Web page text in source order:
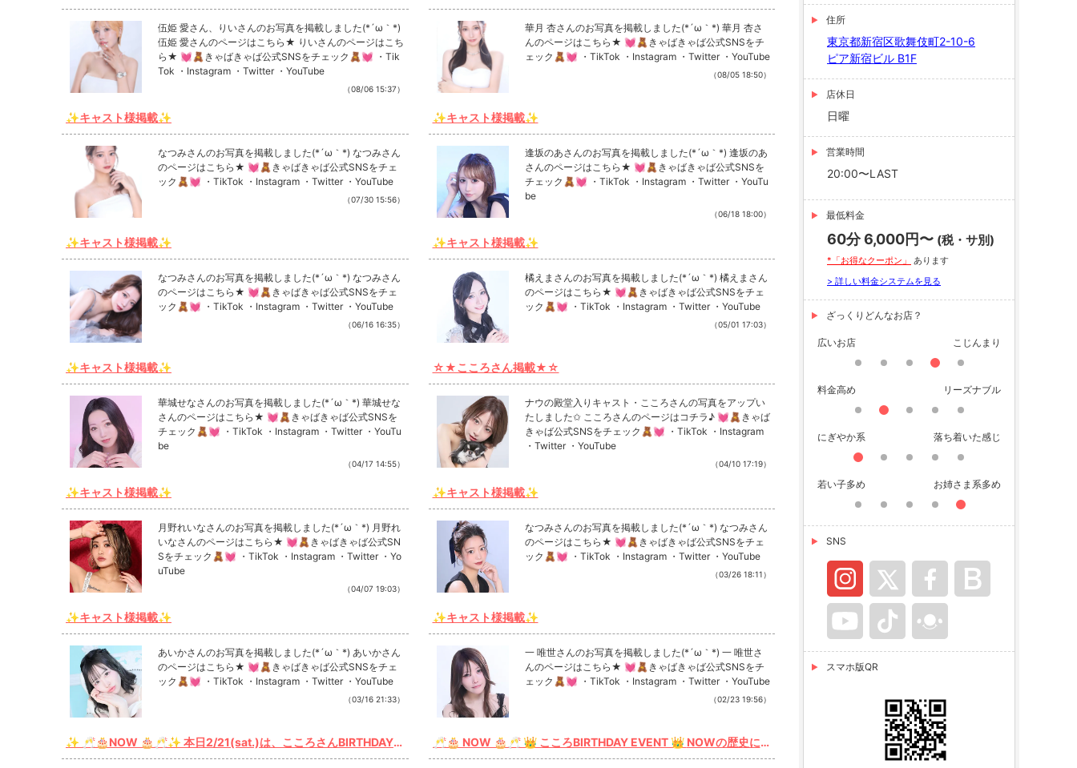
伍姫 愛さん、りいさんのお写真を掲載しました(*´ω｀*)
伍姫 愛さんのページはこちら★ りいさんのページはこち
ら★ 💓🧸きゃばきゃば公式SNSをチェック🧸💓 ・Tik
Tok ・Instagram ・Twitter ・YouTube
（08/06 15:37）
華月 杏さんのお写真を掲載しました(*´ω｀*) 華月 杏さ
んのページはこちら★ 💓🧸きゃばきゃば公式SNSをチ
ェック🧸💓 ・TikTok ・Instagram ・Twitter ・YouTube
（08/05 18:50）
✨キャスト様掲載✨
なつみさんのお写真を掲載しました(*´ω｀*) なつみさん
のページはこちら★ 💓🧸きゃばきゃば公式SNSをチェ
ック🧸💓 ・TikTok ・Instagram ・Twitter ・YouTube
（07/30 15:56）
✨キャスト様掲載✨
逢坂のあさんのお写真を掲載しました(*´ω｀*) 逢坂のあ
さんのページはこちら★ 💓🧸きゃばきゃば公式SNSを
チェック🧸💓 ・TikTok ・Instagram ・Twitter ・YouTu
be
（06/18 18:00）
✨キャスト様掲載✨
なつみさんのお写真を掲載しました(*´ω｀*) なつみさん
のページはこちら★ 💓🧸きゃばきゃば公式SNSをチェ
ック🧸💓 ・TikTok ・Instagram ・Twitter ・YouTube
（06/16 16:35）
✨キャスト様掲載✨
橘えまさんのお写真を掲載しました(*´ω｀*) 橘えまさん
のページはこちら★ 💓🧸きゃばきゃば公式SNSをチェ
ック🧸💓 ・TikTok ・Instagram ・Twitter ・YouTube
（05/01 17:03）
✨キャスト様掲載✨
華城せなさんのお写真を掲載しました(*´ω｀*) 華城せな
さんのページはこちら★ 💓🧸きゃばきゃば公式SNSを
チェック🧸💓 ・TikTok ・Instagram ・Twitter ・YouTu
be
（04/17 14:55）
☆★こころさん掲載★☆
ナウの殿堂入りキャスト・こころさんの写真をアップい
たしました✩ こころさんのページはコチラ♪ 💓🧸きゃば
きゃば公式SNSをチェック🧸💓 ・TikTok ・Instagram
・Twitter ・YouTube
（04/10 17:19）
✨キャスト様掲載✨
月野れいなさんのお写真を掲載しました(*´ω｀*) 月野れ
いなさんのページはこちら★ 💓🧸きゃばきゃば公式SN
Sをチェック🧸💓 ・TikTok ・Instagram ・Twitter ・Yo
uTube
（04/07 19:03）
✨キャスト様掲載✨
なつみさんのお写真を掲載しました(*´ω｀*) なつみさん
のページはこちら★ 💓🧸きゃばきゃば公式SNSをチェ
ック🧸💓 ・TikTok ・Instagram ・Twitter ・YouTube
（03/26 18:11）
✨キャスト様掲載✨
あいかさんのお写真を掲載しました(*´ω｀*) あいかさん
のページはこちら★ 💓🧸きゃばきゃば公式SNSをチェ
ック🧸💓 ・TikTok ・Instagram ・Twitter ・YouTube
（03/16 21:33）
✨キャスト様掲載✨
一 唯世さんのお写真を掲載しました(*´ω｀*) 一 唯世さ
んのページはこちら★ 💓🧸きゃばきゃば公式SNSをチ
ェック🧸💓 ・TikTok ・Instagram ・Twitter ・YouTube
（02/23 19:56）
✨ 🥂🎂NOW 🎂🥂✨ 本日2/21(sat.)は、こころさんBIRTHDAY E
VENT 2日目🎂🥂 そして今夜は—— シャンパンタワーDAY🍾✨ 皆
🥂🎂 NOW 🎂🥂 👑 こころBIRTHDAY EVENT 👑 NOWの歴史に
刻まれる—— 一年に一度の主役の2日間🎉🎊 💎2/20(金)・2/21
住所
東京都新宿区歌舞伎町2-10-6
ピア新宿ビル B1F
店休日
日曜
営業時間
20:00〜LAST
最低料金
60分 6,000円〜 (税・サ別)
*「お得なクーポン」
あります
> 詳しい料金システムを見る
ざっくりどんなお店？
広いお店 こじんまり
料金高め リーズナブル
にぎやか系 落ち着いた感じ
若い子多め お姉さま系多め
SNS
スマホ版QR